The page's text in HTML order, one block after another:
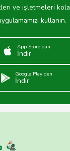
ve işletmeleri
kullanın.
App Store'dan
İndir
Google Play'den
İndir